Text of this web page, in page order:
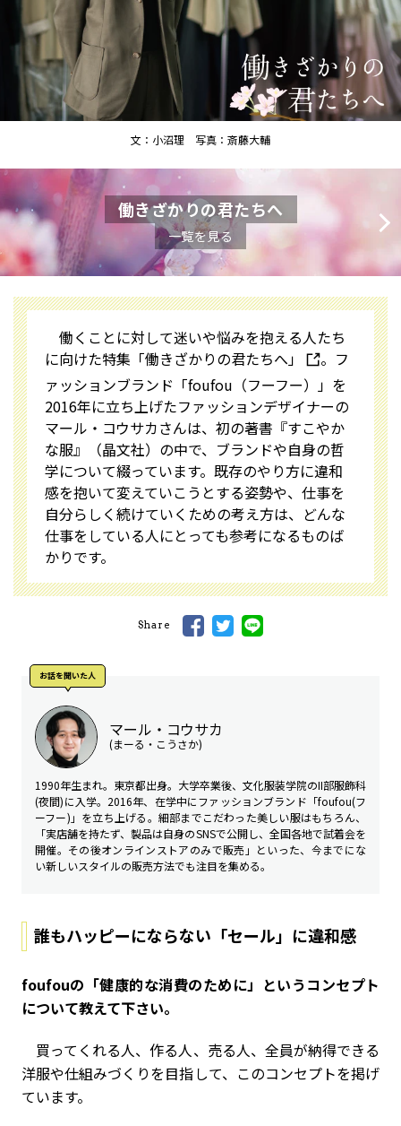
文：小沼理 写真：斎藤大輔
働きざかりの君たちへ
一覧を見る
働くことに対して迷いや悩みを抱える人たち
に向けた特集 「働きざかりの君たちへ」
。フ
ァッションブランド「foufou（フーフー）」を
2016年に立ち上げたファッションデザイナーの
マール・コウサカさんは、初の著書『すこやか
な服』（晶文社）の中で、ブランドや自身の哲
学について綴っています。既存のやり方に違和
感を抱いて変えていこうとする姿勢や、仕事を
自分らしく続けていくための考え方は、どんな
仕事をしている人にとっても参考になるものば
かりです。
Share
お話を聞いた⼈
マール・コウサカ
(まーる・こうさか)
1990年生まれ。東京都出身。大学卒業後、文化服装学院のII部服飾科
(夜間)に入学。2016年、在学中にファッションブランド「foufou(フ
ーフー)」を立ち上げる。細部までこだわった美しい服はもちろん、
「実店舗を持たず、製品は自身のSNSで公開し、全国各地で試着会を
開催。その後オンラインストアのみで販売」といった、今までにな
い新しいスタイルの販売方法でも注目を集める。
誰もハッピーにならない「セール」に違和感
――foufouの「健康的な消費のために」というコンセプト
について教えて下さい。
買ってくれる人、作る人、売る人、全員が納得できる
洋服や仕組みづくりを目指して、このコンセプトを掲げ
ています。